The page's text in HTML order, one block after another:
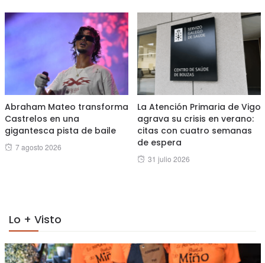
Abraham Mateo transforma
Castrelos en una
gigantesca pista de baile
Posted
7 agosto 2026
La Atención Primaria de Vigo
agrava su crisis en verano:
citas con cuatro semanas
de espera
Posted
31 julio 2026
Lo + Visto